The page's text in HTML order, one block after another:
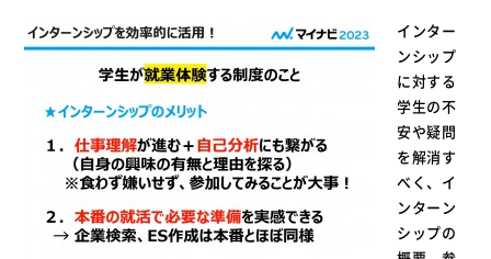
インター
ンシップ
に対する
学生の不
安や疑問
を解消す
べく、イ
ンターン
シップの